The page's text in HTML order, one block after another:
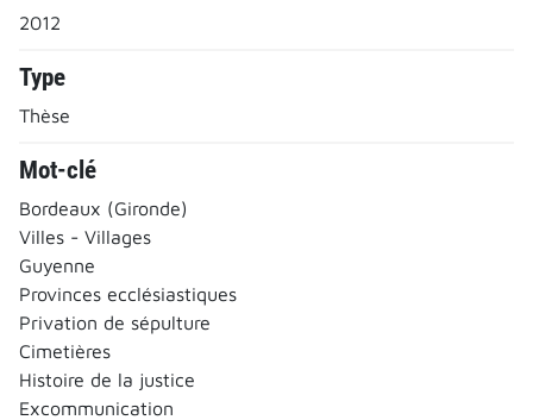
2012
Type
Thèse
Mot-clé
Bordeaux (Gironde)
Villes - Villages
Guyenne
Provinces ecclésiastiques
Privation de sépulture
Cimetières
Histoire de la justice
Excommunication